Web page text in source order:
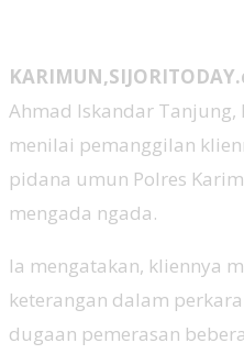
Ahmad Iskandar Tanjung,
menilai pemanggilan
pidana umun Polres
mengada ngada.
Ia mengatakan, kliennya
keterangan dalam
dugaan pemerasan